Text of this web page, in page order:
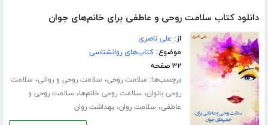
دانلود کتاب سلامت روحی و عاطفی برای خانم‌های جوان
از: علی ناصری
موضوع:کتاب‌های روانشناسی
۳۲ صفحه
برچسب‌ها: سلامت روحی، سلامت روحی و روانی، سلامت
روحی بانوان، سلامت روحی خانم‌ها، سلامت روحی و
عاطفی، سلامت روان،بهداشت روان